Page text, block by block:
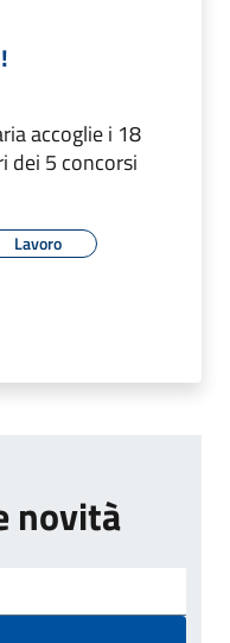
accoglie i 18
dei 5 concorsi
Lavoro
novità